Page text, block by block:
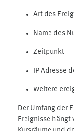
Art des
Name des
Zeitpunkt
IP Adresse
Weitere
Der Umfang der
Ereignisse hängt